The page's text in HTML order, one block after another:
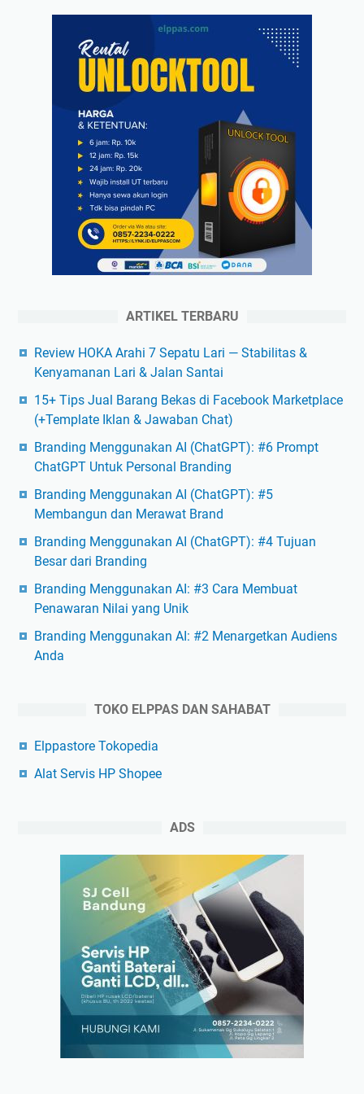
ARTIKEL TERBARU
Review HOKA Arahi 7 Sepatu Lari — Stabilitas &
Kenyamanan Lari & Jalan Santai
15+ Tips Jual Barang Bekas di Facebook Marketplace
(+Template Iklan & Jawaban Chat)
Branding Menggunakan AI (ChatGPT): #6 Prompt
ChatGPT Untuk Personal Branding
Branding Menggunakan AI (ChatGPT): #5
Membangun dan Merawat Brand
Branding Menggunakan AI (ChatGPT): #4 Tujuan
Besar dari Branding
Branding Menggunakan AI: #3 Cara Membuat
Penawaran Nilai yang Unik
Branding Menggunakan AI: #2 Menargetkan Audiens
Anda
TOKO ELPPAS DAN SAHABAT
Elppastore Tokopedia
Alat Servis HP Shopee
ADS